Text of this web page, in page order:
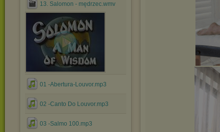
13. Salomon - mędrzec.wmv
01 -Abertura-Louvor.mp3
02 -Canto Do Louvor.mp3
03 -Salmo 100.mp3